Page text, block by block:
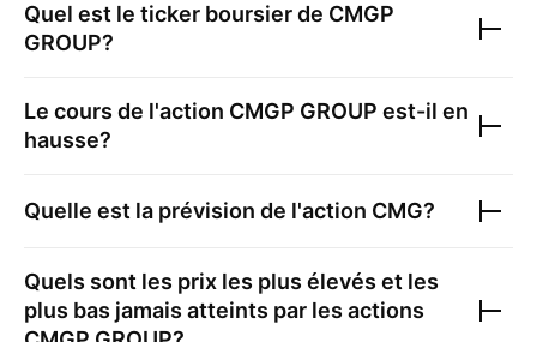
Quel est le ticker boursier de CMGP
GROUP?
Le cours de l'action CMGP GROUP est-il en
hausse?
Quelle est la prévision de l'action CMG?
Quels sont les prix les plus élevés et les
plus bas jamais atteints par les actions